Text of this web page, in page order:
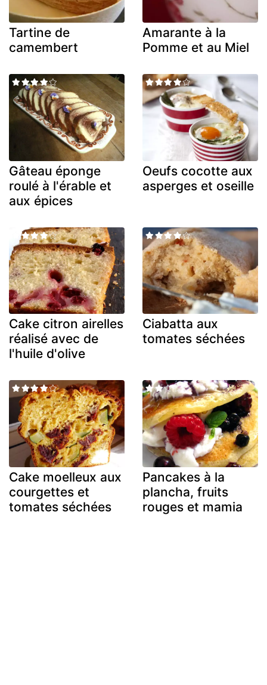
Tartine de
camembert
Amarante à la
Pomme et au Miel
Gâteau éponge
roulé à l'érable et
aux épices
Oeufs cocotte aux
asperges et oseille
Cake citron airelles
réalisé avec de
l'huile d'olive
Ciabatta aux
tomates séchées
Cake moelleux aux
courgettes et
tomates séchées
Pancakes à la
plancha, fruits
rouges et mamia